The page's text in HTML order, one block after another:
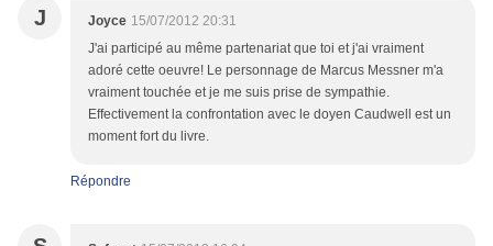
J Joyce 15/07/2012 20:31
J'ai participé au même partenariat que toi et j'ai vraiment
adoré cette oeuvre! Le personnage de Marcus Messner m'a
vraiment touchée et je me suis prise de sympathie.
Effectivement la confrontation avec le doyen Caudwell est un
moment fort du livre.
Répondre